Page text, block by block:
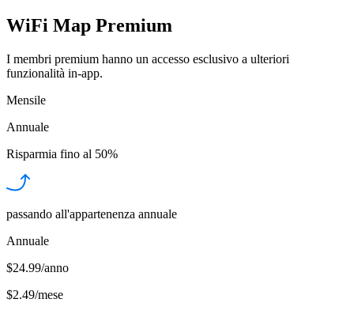
WiFi Map Premium
I membri premium hanno un accesso esclusivo a ulteriori
funzionalità in-app.
Mensile
Annuale
Risparmia fino al 50%
passando all'appartenenza annuale
Annuale
$24.99/anno
$2.49/mese